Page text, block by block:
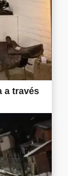
a través